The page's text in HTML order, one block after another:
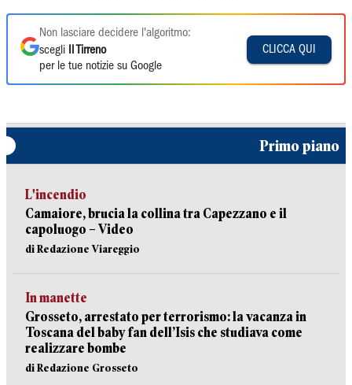
Non lasciare decidere l'algoritmo:
scegli
Il Tirreno
per le tue notizie su Google
CLICCA QUI
Primo piano
L'incendio
Camaiore, brucia la collina tra Capezzano e il
capoluogo – Video
di Redazione Viareggio
In manette
Grosseto, arrestato per terrorismo: la vacanza in
Toscana del baby fan dell’Isis che studiava come
realizzare bombe
di Redazione Grosseto